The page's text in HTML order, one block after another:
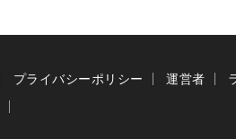
プライバシーポリシー 運営者